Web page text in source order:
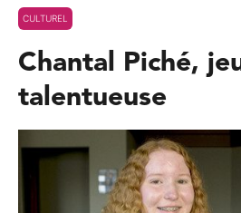
CULTUREL
Chantal Piché,
talentueuse